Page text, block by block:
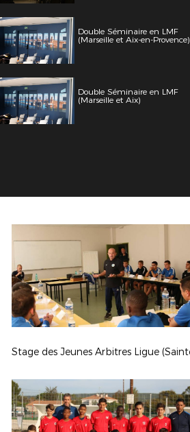
Double Séminaire en LMF
(Marseille et Aix-en-Provence)
Double Séminaire en LMF
(Marseille et Aix)